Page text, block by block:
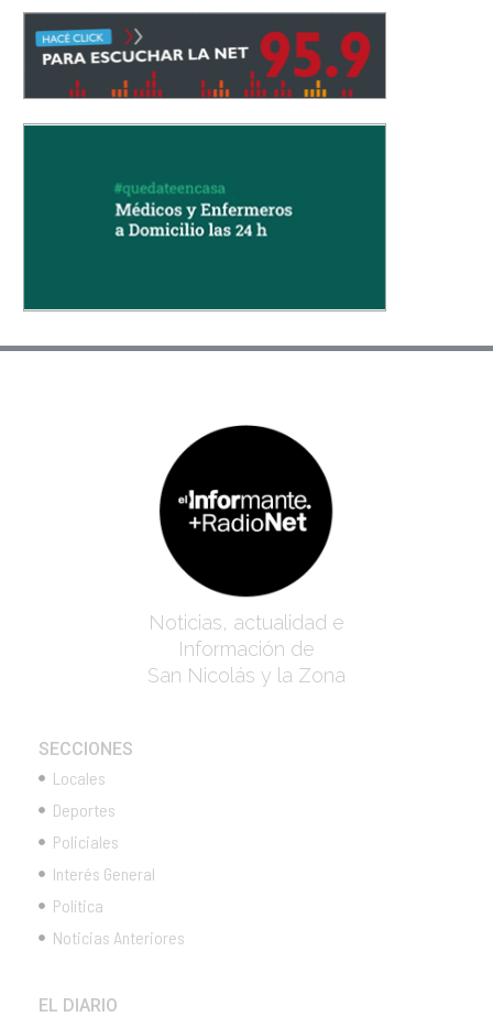
Noticias, actualidad e
Información de
San Nicolás y la Zona
SECCIONES
Locales
Deportes
Policiales
Interés General
Política
Noticias Anteriores
EL DIARIO